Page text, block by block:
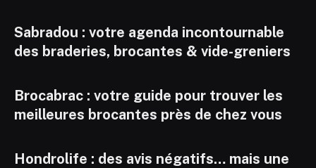
Sabradou : votre agenda incontournable
des braderies, brocantes & vide-greniers
Brocabrac : votre guide pour trouver les
meilleures brocantes près de chez vous
Hondrolife : des avis négatifs… mais une